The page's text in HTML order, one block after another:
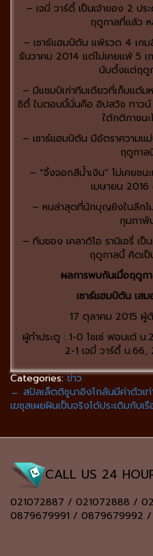
– เจมี่ วาร์ดี้ เป็นเจ้าของ 2 ปร
ฤดูกาลที่แล้ว
– เซาธ์แฮมป์ตัน แพ้รวด 4 เก
ธันวาคม 2014 แต่ไม่เคยแพ้ 5
นับตั้งแต่ฤดู
– มีแชมป์เก่าทีมเดียวที่เก็บแต้ม
ซิตี้ ในตอนนี้นั่นคือ อิปสวิช ทาว
ใต้กติกาชน
– เซาธ์แฮมป์ตัน มีอัตราความแ
ฤดูกาล
– “จิ้งจอกสีน้ำเงิน” ไม่เคยช
เมษายน
– หนล่าสุดที่นักบุญยิงในลีกไ
กุมภาพั
– ทีมของ เคลาดิโอ รานิเอรี่ เป็
ฤดูกาลนี้ คิดเป็
ผลการพบกันเมื่อฤดูกาล
เซาธ์แฮมป์ตัน เส
17 ตุลาคม 2015 ผู้
ผู้ทำประตู : 1-0 โชเซ่ ฟอนเต้
2-1 เจมี่ วาร์ดี้ น.66,
Categories:ข่าว
← สปัลเล็ตติชูนาอิงโกลันมีค่าตัวเ
เฆซุสเผยฝันเป็นจริงได้ประเดิมกับเรื
CALL US 24
021072887 / 021072888 /
0879679991 / 0879679992